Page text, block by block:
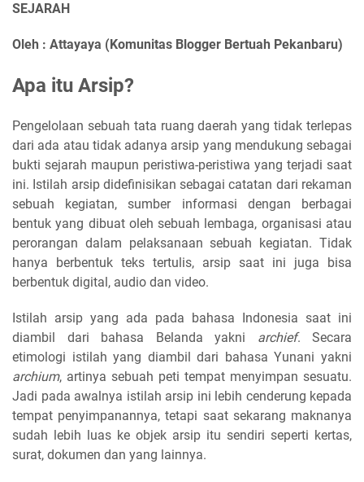
SEJARAH
Oleh : Attayaya (Komunitas Blogger Bertuah Pekanbaru)
Apa itu Arsip?
Pengelolaan sebuah tata ruang daerah yang tidak terlepas
dari ada atau tidak adanya arsip yang mendukung sebagai
bukti sejarah maupun peristiwa-peristiwa yang terjadi saat
ini. Istilah arsip didefinisikan sebagai catatan dari rekaman
sebuah kegiatan, sumber informasi dengan berbagai
bentuk yang dibuat oleh sebuah lembaga, organisasi atau
perorangan dalam pelaksanaan sebuah kegiatan. Tidak
hanya berbentuk teks tertulis, arsip saat ini juga bisa
berbentuk digital, audio dan video.
Istilah arsip yang ada pada bahasa Indonesia saat ini
diambil dari bahasa Belanda yakni archief. Secara
etimologi istilah yang diambil dari bahasa Yunani yakni
archium, artinya sebuah peti tempat menyimpan sesuatu.
Jadi pada awalnya istilah arsip ini lebih cenderung kepada
tempat penyimpanannya, tetapi saat sekarang maknanya
sudah lebih luas ke objek arsip itu sendiri seperti kertas,
surat, dokumen dan yang lainnya.